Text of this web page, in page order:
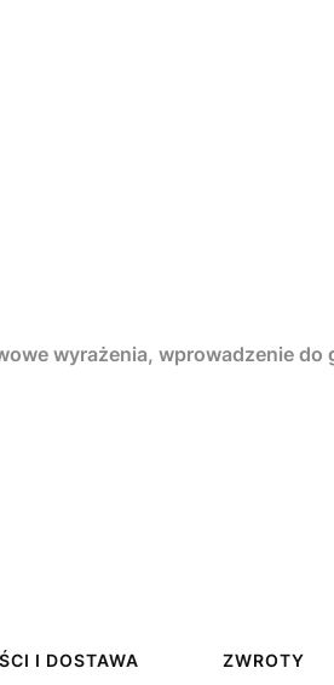
wyrażenia, wprowadzenie do
I DOSTAWA ZWROTY